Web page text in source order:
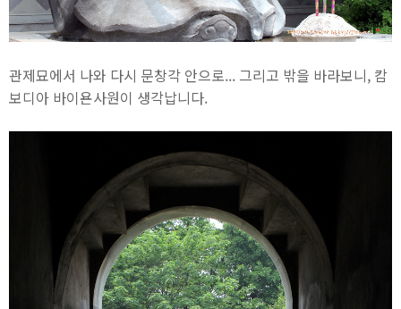
관제묘에서 나와 다시 문창각 안으로... 그리고 밖을 바라보니, 캄
보디아 바이욘사원이 생각납니다.